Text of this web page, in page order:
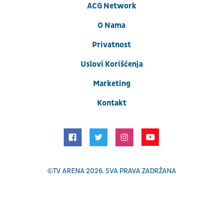
ACG Network
O Nama
Privatnost
Uslovi Korišćenja
Marketing
Kontakt
©TV ARENA2026. SVA PRAVA ZADRŽANA